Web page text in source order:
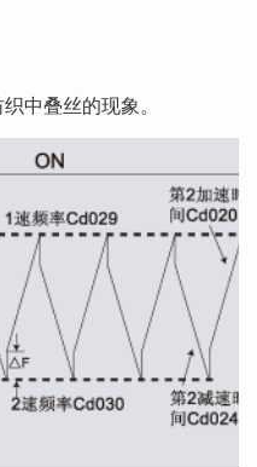
中叠丝的现象。